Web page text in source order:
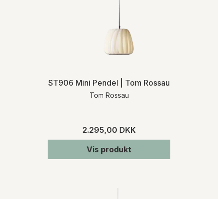
ST906 Mini Pendel | Tom Rossau
Tom Rossau
2.295,00 DKK
Vis produkt